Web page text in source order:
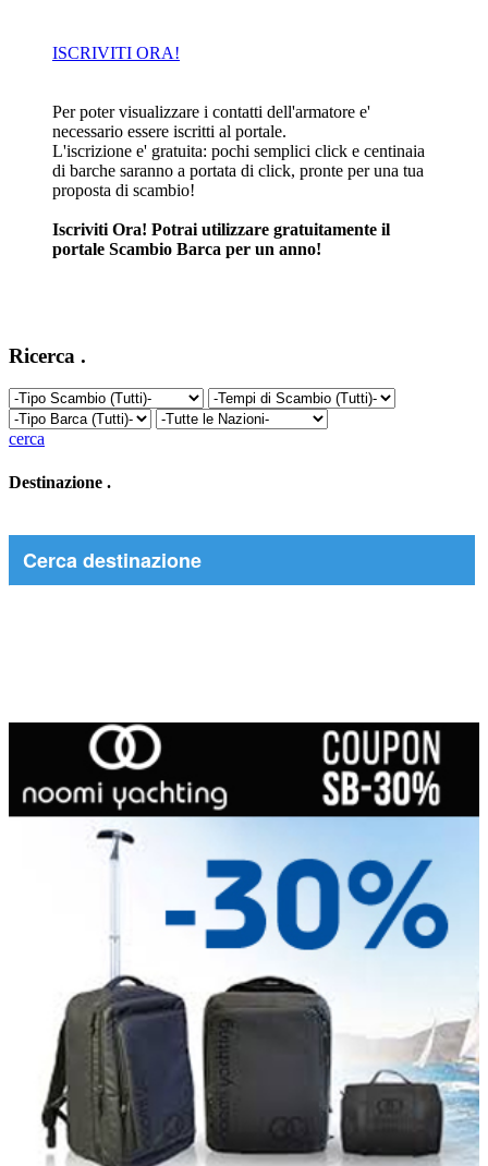
ISCRIVITI ORA!
Per poter visualizzare i contatti dell'armatore e'
necessario essere iscritti al portale.
L'iscrizione e' gratuita: pochi semplici click e centinaia
di barche saranno a portata di click, pronte per una tua
proposta di scambio!
Iscriviti Ora! Potrai utilizzare gratuitamente il
portale Scambio Barca per un anno!
Ricerca .
cerca
Destinazione .